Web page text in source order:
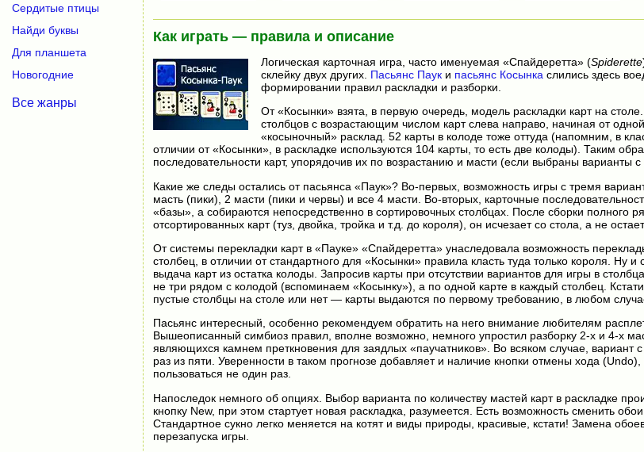
Как играть — правила и описание
Логическая карточная игра, часто именуемая «Спайдеретта» (Spiderette
склейку двух других. Пасьянс Пауки пасьянс Косынка слились здесь
формировании правил раскладки и разборки.
От «Косынки» взята, в первую очередь, модель раскладки карт на
столбцов с возрастающим числом карт слева направо, начиная от
«косыночный» расклад. 52 карты в колоде тоже оттуда (напомним, в
отличии от «Косынки», в раскладке используются 104 карты, то есть две колоды). Таким
последовательности карт, упорядочив их по возрастанию и масти (если выбраны варианты
Какие же следы остались от пасьянса «Паук»? Во-первых, возможность игры с тремя
масть (пики), 2 масти (пики и червы) и все 4 масти. Во-вторых, карточные
«базы», а собираются непосредственно в сортировочных столбцах. После сборки полного
отсортированных карт (туз, двойка, тройка и т.д. до короля), он исчезает со стола, а не
От системы перекладки карт в «Пауке» «Спайдеретта» унаследовала возможность
столбец, в отличии от стандартного для «Косынки» правила класть туда только короля. Ну
выдача карт из остатка колоды. Запросив карты при отсутствии вариантов для игры в
не три рядом с колодой (вспоминаем «Косынку»), а по одной карте в каждый столбец.
пустые столбцы на столе или нет — карты выдаются по первому требованию, в любом
Пасьянс интересный, особенно рекомендуем обратить на него внимание любителям
Вышеописанный симбиоз правил, вполне возможно, немного упростил разборку 2-х и 4-х
являющихся камнем преткновения для заядлых «паучатников». Во всяком случае, вариант
раз из пяти. Уверенности в таком прогнозе добавляет и наличие кнопки отмены хода
пользоваться не один раз.
Напоследок немного об опциях. Выбор варианта по количеству мастей карт в раскладке
кнопку New, при этом стартует новая раскладка, разумеется. Есть возможность сменить обои
Стандартное сукно легко меняется на котят и виды природы, красивые, кстати! Замена
перезапуска игры.
Сердитые птицы
Найди буквы
Для планшета
Новогодние
Все жанры